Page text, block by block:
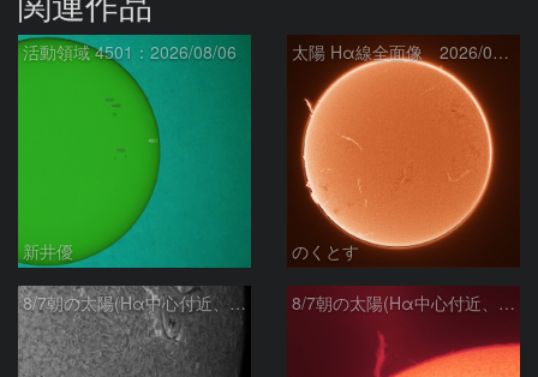
活動領域 4501：2026/08/06
新井優
太陽 Hα線全面像 2026/08/07
のくとす
8/7朝の太陽(Hα中心付近、4498、4502付近) 8/7朝の太陽(Hα中心付近、プロミネンス)